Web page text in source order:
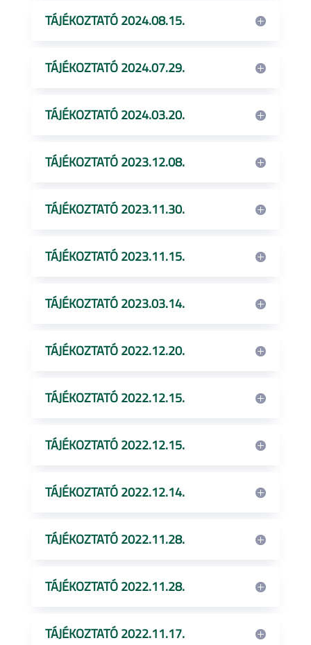
TÁJÉKOZTATÓ 2024.08.15.
TÁJÉKOZTATÓ 2024.07.29.
TÁJÉKOZTATÓ 2024.03.20.
TÁJÉKOZTATÓ 2023.12.08.
TÁJÉKOZTATÓ 2023.11.30.
TÁJÉKOZTATÓ 2023.11.15.
TÁJÉKOZTATÓ 2023.03.14.
TÁJÉKOZTATÓ 2022.12.20.
TÁJÉKOZTATÓ 2022.12.15.
TÁJÉKOZTATÓ 2022.12.15.
TÁJÉKOZTATÓ 2022.12.14.
TÁJÉKOZTATÓ 2022.11.28.
TÁJÉKOZTATÓ 2022.11.28.
TÁJÉKOZTATÓ 2022.11.17.